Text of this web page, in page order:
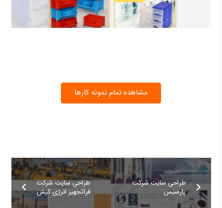
مشاهده تمام نمونه کارها
طراحی سایت شرکت
فراتجهیز انرژی کیش
طراحی سایت شرکت
پارسیس